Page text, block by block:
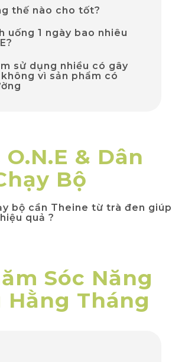
thế nào cho tốt?
uống 1 ngày bao nhiêu
sử dụng nhiều có gây
vì sản phẩm có
& Dân
Bộ
bộ cần Theine từ trà đen giúp
quả ?
Sóc Năng
Hằng Tháng